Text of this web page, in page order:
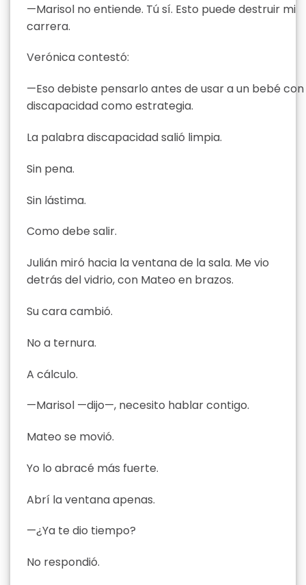
—Marisol no entiende. Tú sí. Esto puede destruir mi
carrera.
Verónica contestó:
—Eso debiste pensarlo antes de usar a un bebé con
discapacidad como estrategia.
La palabra discapacidad salió limpia.
Sin pena.
Sin lástima.
Como debe salir.
Julián miró hacia la ventana de la sala. Me vio
detrás del vidrio, con Mateo en brazos.
Su cara cambió.
No a ternura.
A cálculo.
—Marisol —dijo—, necesito hablar contigo.
Mateo se movió.
Yo lo abracé más fuerte.
Abrí la ventana apenas.
—¿Ya te dio tiempo?
No respondió.